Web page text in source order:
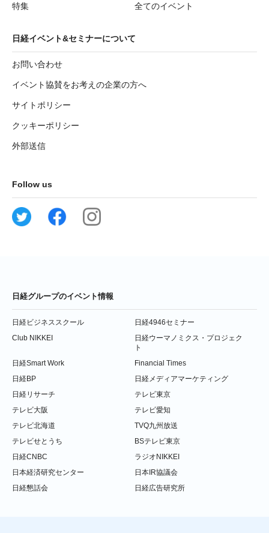
特集
全てのイベント
日経イベント&セミナーについて
お問い合わせ
イベント協賛をお考えの企業の方へ
サイトポリシー
クッキーポリシー
外部送信
Follow us
日経グループのイベント情報
日経ビジネススクール
日経4946セミナー
Club NIKKEI
日経ウーマノミクス・プロジェク
ト
日経Smart Work
Financial Times
日経BP
日経メディアマーケティング
日経リサーチ
テレビ東京
テレビ大阪
テレビ愛知
テレビ北海道
TVQ九州放送
テレビせとうち
BSテレビ東京
日経CNBC
ラジオNIKKEI
日本経済研究センター
日本IR協議会
日経懇話会
日経広告研究所